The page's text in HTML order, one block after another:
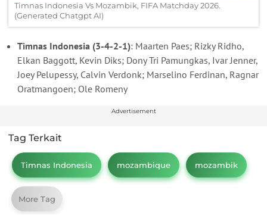
Timnas Indonesia Vs Mozambik, FIFA Matchday 2026.
(Generated Chatgpt AI)
Timnas Indonesia (3-4-2-1): Maarten Paes; Rizky Ridho,
Elkan Baggott, Kevin Diks; Dony Tri Pamungkas, Ivar Jenner,
Joey Pelupessy, Calvin Verdonk; Marselino Ferdinan, Ragnar
Oratmangoen; Ole Romeny
Advertisement
Tag Terkait
Timnas Indonesia mozambique mozambik
More Tag